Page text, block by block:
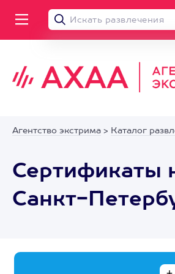
Агентство экстрима > Каталог
Сертификаты
Санкт-